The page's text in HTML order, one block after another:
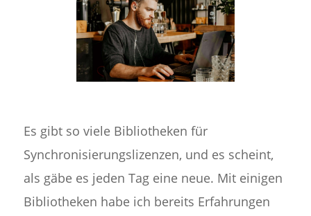
Es gibt so viele Bibliotheken für
Synchronisierungslizenzen, und es scheint,
als gäbe es jeden Tag eine neue. Mit einigen
Bibliotheken habe ich bereits Erfahrungen